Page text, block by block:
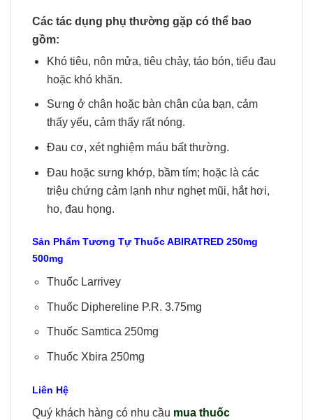
Các tác dụng phụ thường gặp có thể bao
gồm:
Khó tiêu, nôn mửa, tiêu chảy, táo bón, tiểu đau
hoặc khó khăn.
Sưng ở chân hoặc bàn chân của bạn, cảm
thấy yếu, cảm thấy rất nóng.
Đau cơ, xét nghiệm máu bất thường.
Đau hoặc sưng khớp, bầm tím; hoặc là các
triệu chứng cảm lạnh như nghẹt mũi, hắt hơi,
ho, đau họng.
Sản Phẩm Tương TựThuốcABIRATRED 250mg
500mg
Thuốc Larrivey
Thuốc Diphereline P.R. 3.75mg
Thuốc Samtica 250mg
Thuốc Xbira 250mg
Liên Hệ
Quý khách hàng có nhu cầu mua thuốc